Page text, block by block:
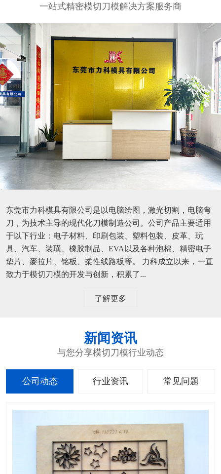
一站式精密模切刀模解决方案服务商
东莞市力科模具有限公司是以电脑绘图，激光切割，电脑弯
刀，为技术主导的现代化刀模制造公司。公司产品主要适用
于以下行业：电子材料、印刷包装、塑料包装、皮革、玩
具、汽车、装璜、橡胶制品、EVA以及各种泡棉、精密电子
垫片、麥拉片、铭板、柔性线路板等。 力科成立以来，一直
致力于模切刀模的开发与创新，积累了...
了解更多
新闻资讯
与您分享模切刀模行业动态
公司动态 行业资讯 常见问题